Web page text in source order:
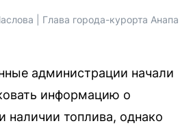
| Глава города-курорта Анапа
администрации начали
информацию о
топлива, однако